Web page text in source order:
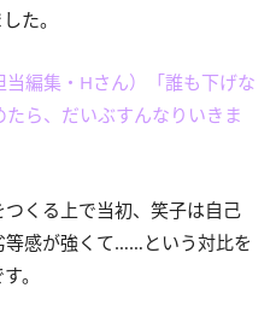
た。
当編集・Hさん）「誰も下げな
ら、だいぶすんなりいきま
くる上で当初、笑子は自己
等感が強くて……という対比を
。